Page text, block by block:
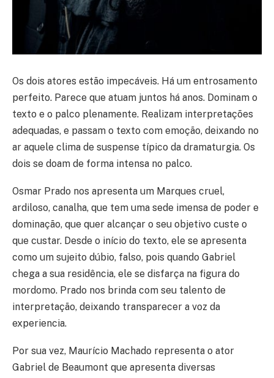
Os dois atores estão impecáveis. Há um entrosamento
perfeito. Parece que atuam juntos há anos. Dominam o
texto e o palco plenamente. Realizam interpretações
adequadas, e passam o texto com emoção, deixando no
ar aquele clima de suspense típico da dramaturgia. Os
dois se doam de forma intensa no palco.
Osmar Prado nos apresenta um Marques cruel,
ardiloso, canalha, que tem uma sede imensa de poder e
dominação, que quer alcançar o seu objetivo custe o
que custar. Desde o início do texto, ele se apresenta
como um sujeito dúbio, falso, pois quando Gabriel
chega a sua residência, ele se disfarça na figura do
mordomo. Prado nos brinda com seu talento de
interpretação, deixando transparecer a voz da
experiencia.
Por sua vez, Maurício Machado representa o ator
Gabriel de Beaumont que apresenta diversas